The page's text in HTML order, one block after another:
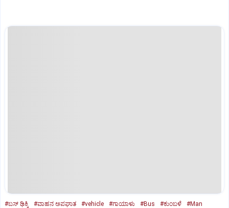
#ಬಸ್‌ ಢಿಕ್ಕಿ #ವಾಹನ ಅಪಘಾತ #vehicle #ಗಾಯಾಳು #Bus #ಕುಂಬಳೆ #Man